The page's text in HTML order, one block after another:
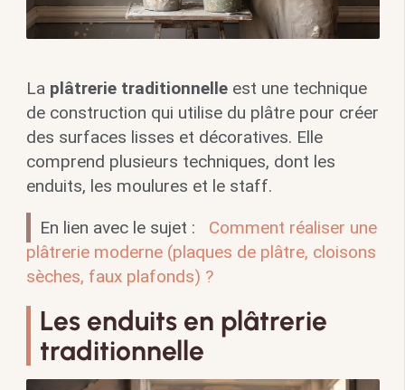
La plâtrerie traditionnelleest une technique
de construction qui utilise du plâtre pour créer
des surfaces lisses et décoratives. Elle
comprend plusieurs techniques, dont les
enduits, les moulures et le staff.
En lien avec le sujet :
Comment réaliser une
plâtrerie moderne (plaques de plâtre, cloisons
sèches, faux plafonds) ?
Les enduits en plâtrerie
traditionnelle